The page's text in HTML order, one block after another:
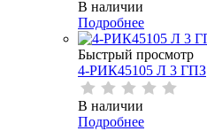
В наличии
Подробнее
Быстрый просмотр
4-РИК45105 Л 3 ГПЗ
В наличии
Подробнее